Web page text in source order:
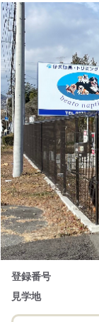
登録番号
見学地